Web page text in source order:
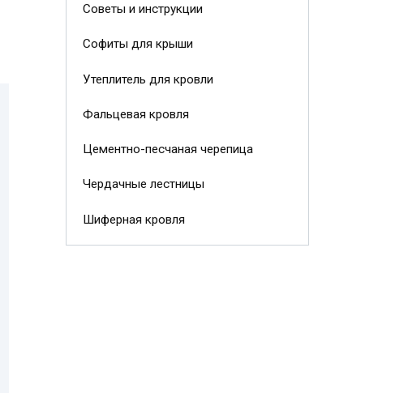
Советы и инструкции
Софиты для крыши
Утеплитель для кровли
Фальцевая кровля
Цементно-песчаная черепица
Чердачные лестницы
Шиферная кровля